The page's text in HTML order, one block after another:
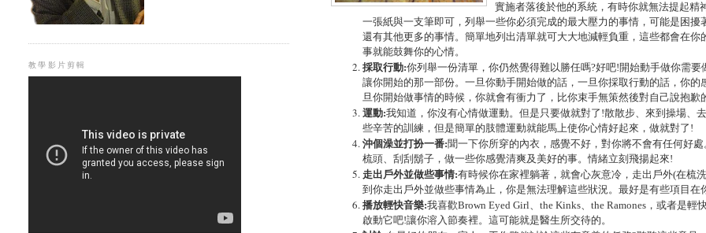
實施者落後於他的系統，有時你就無法提起
一張紙與一支筆即可，列舉一些你必須完成的最大壓力的事情，可能是困
還有其他更多的事情。簡單地列出清單就可大大地減輕負重，這些都會在
事就能鼓舞你的心情。
採取行動:你列舉一份清單，你仍然覺得難以勝任嗎?好吧!開始動手做你需要
讓你開始的那一部份。一旦你動手開始做的話，一旦你採取行動的話，你的
旦你開始做事情的時候，你就會有衝力了，比你束手無策然後對自己說抱歉
運動:我知道，你沒有心情做運動。但是只要做就對了 !散散步、來到操場、
些辛苦的訓練，但是簡單的肢體運動就能馬上使你心情好起來，做就對了 !
沖個澡並打扮一番:聞一下你所穿的內衣，感覺不好，對你將不會有任何好
梳頭、刮刮鬍子，做一些你感覺清爽及美好的事。情緒立刻飛揚起來!
走出戶外並做些事情:有時候你在家裡躺著，就會心灰意冷，走出戶外(在梳
到你走出戶外並做些事情為止，你是無法理解這些狀況。最好是有些項目在
播放輕快音樂:我喜歡Brown Eyed Girl、the Kinks、the Ramones ，或者是輕
啟動它吧!讓你溶入節奏裡。這可能就是醫生所交待的。
教學影片剪輯